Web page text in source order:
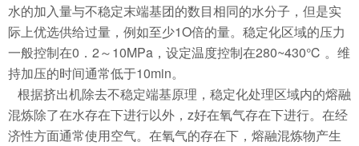
水的加入量与不稳定末端基团的数目相同的水分子，但是实
际上优选供给过量，例如至少1O倍的量。稳定化区域的压力
一般控制在0．2～10MPa，设定温度控制在280~430℃ 。维
持加压的时间通常低于10min。
根据挤出机除去不稳定端基原理，稳定化处理区域内的熔融
混炼除了在水存在下进行以外，z好在氧气存在下进行。在经
济性方面通常使用空气。在氧气的存在下，熔融混炼物产生